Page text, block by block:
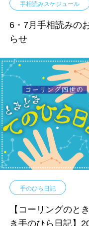
手相読みスケジュール
6・7月手相読みの
らせ
手のひら日記
【コーリングのと
き手のひら日記】